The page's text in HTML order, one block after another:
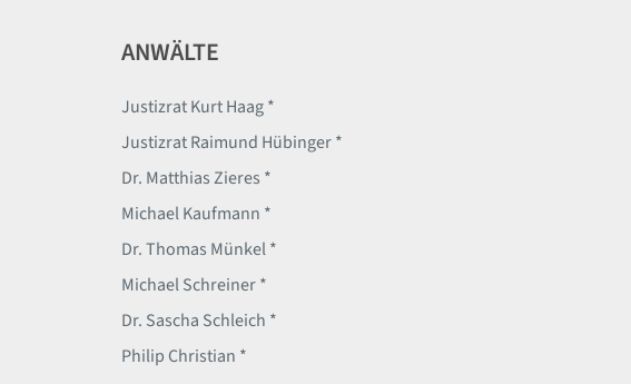
ANWÄLTE
Justizrat Kurt Haag *
Justizrat Raimund Hübinger *
Dr. Matthias Zieres *
Michael Kaufmann *
Dr. Thomas Münkel *
Michael Schreiner *
Dr. Sascha Schleich *
Philip Christian *